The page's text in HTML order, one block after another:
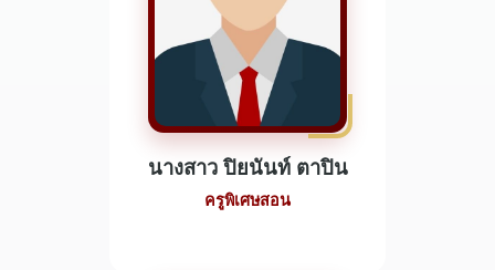
นางสาว ปิยนันท์ ตาปิน
ครูพิเศษสอน